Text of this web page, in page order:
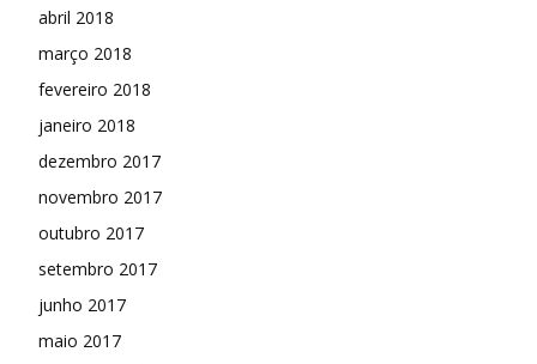
abril 2018
março 2018
fevereiro 2018
janeiro 2018
dezembro 2017
novembro 2017
outubro 2017
setembro 2017
junho 2017
maio 2017